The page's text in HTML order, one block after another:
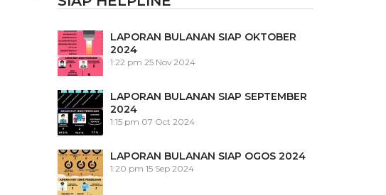
LAPORAN BULANAN SIAP OKTOBER
2024
1:22 pm 25 Nov 2024
LAPORAN BULANAN SIAP SEPTEMBER
2024
1:15 pm 07 Oct 2024
LAPORAN BULANAN SIAP OGOS 2024
1:20 pm 15 Sep 2024